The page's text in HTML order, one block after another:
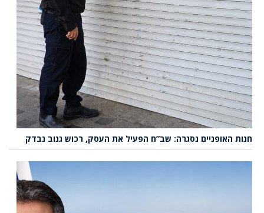
חנות האופניים נסגרה: שב”ח הפעיל את העסק, רכוש גנוב נבדק